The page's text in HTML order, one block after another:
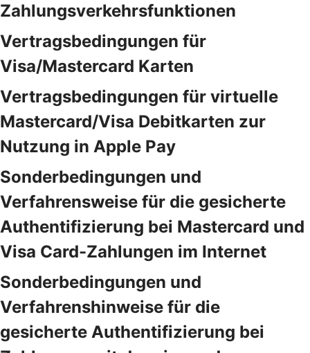
Zahlungsverkehrsfunktionen
Vertragsbedingungen für
Visa/Mastercard Karten
Vertragsbedingungen für virtuelle
Mastercard/Visa Debitkarten zur
Nutzung in Apple Pay
Sonderbedingungen und
Verfahrensweise für die gesicherte
Authentifizierung bei Mastercard und
Visa Card-Zahlungen im Internet
Sonderbedingungen und
Verfahrenshinweise für die
gesicherte Authentifizierung bei